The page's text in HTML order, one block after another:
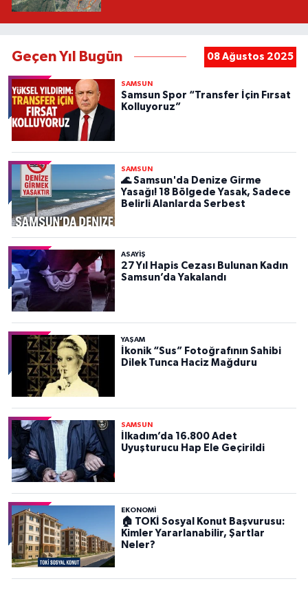
Geçen Yıl Bugün 08 Ağustos 2025
SAMSUN
Samsun Spor “Transfer İçin Fırsat
Kolluyoruz”
SAMSUN
🌊 Samsun'da Denize Girme
Yasağı! 18 Bölgede Yasak, Sadece
Belirli Alanlarda Serbest
ASAYIŞ
27 Yıl Hapis Cezası Bulunan Kadın
Samsun’da Yakalandı
YAŞAM
İkonik “Sus” Fotoğrafının Sahibi
Dilek Tunca Haciz Mağduru
SAMSUN
İlkadım’da 16.800 Adet
Uyuşturucu Hap Ele Geçirildi
EKONOMİ
🏠 TOKİ Sosyal Konut Başvurusu:
Kimler Yararlanabilir, Şartlar
Neler?